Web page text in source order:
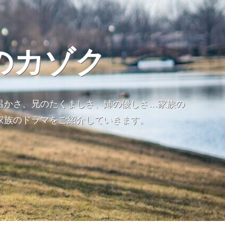
カゾク
かさ、兄のたくましさ、姉の優しさ…家族の
のドラマをご紹介していきます。